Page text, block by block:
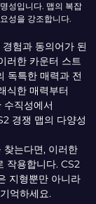
성입니다. 맵의 복잡
성을 강조합니다.
험과 동의어가 된
러한 카운터 스트
독특한 매력과 전
식한 매력부터
직성에서
경쟁 맵의 다양성
찾는다면, 이러한
작용합니다. CS2
지형뿐만 아니라
억하세요.